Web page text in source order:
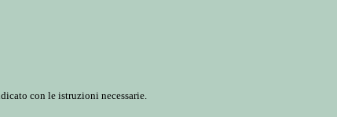
con le istruzioni necessarie.